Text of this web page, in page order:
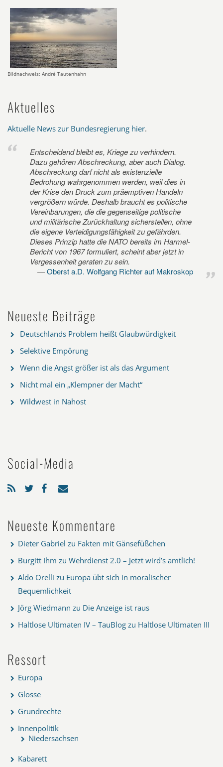
Bildnachweis: André Tautenhahn
Aktuelles
Aktuelle News zur Bundesregierung hier.
Entscheidend bleibt es, Kriege zu verhindern.
Dazu gehören Abschreckung, aber auch Dialog.
Abschreckung darf nicht als existenzielle
Bedrohung wahrgenommen werden, weil dies in
der Krise den Druck zum präemptiven Handeln
vergrößern würde. Deshalb braucht es politische
Vereinbarungen, die die gegenseitige politische
und militärische Zurückhaltung sicherstellen, ohne
die eigene Verteidigungsfähigkeit zu gefährden.
Dieses Prinzip hatte die NATO bereits im Harmel-
Bericht von 1967 formuliert, scheint aber jetzt in
Vergessenheit geraten zu sein.
Oberst a.D. Wolfgang Richter auf Makroskop
Neueste Beiträge
Deutschlands Problem heißt Glaubwürdigkeit
Selektive Empörung
Wenn die Angst größer ist als das Argument
Nicht mal ein „Klempner der Macht“
Wildwest in Nahost
Social-Media
Neueste Kommentare
Dieter Gabriel zu Fakten mit Gänsefüßchen
Burgitt Ihm zu Wehrdienst 2.0 – Jetzt wird’s amtlich!
Aldo Orelli zu Europa übt sich in moralischer
Bequemlichkeit
Jörg Wiedmann zu Die Anzeige ist raus
Haltlose Ultimaten IV – TauBlog zu Haltlose Ultimaten III
Ressort
Europa
Glosse
Grundrechte
Innenpolitik
Niedersachsen
Kabarett